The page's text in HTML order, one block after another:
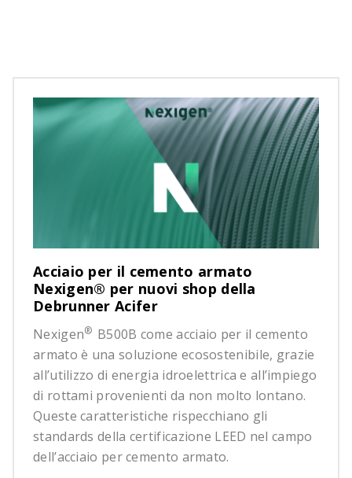
Acciaio per il cemento armato
Nexigen® per nuovi shop della
Debrunner Acifer
Nexigen® B500B come acciaio per il cemento
armato è una soluzione ecosostenibile, grazie
all’utilizzo di energia idroelettrica e all’impiego
di rottami provenienti da non molto lontano.
Queste caratteristiche rispecchiano gli
standards della certificazione LEED nel campo
dell’acciaio per cemento armato.